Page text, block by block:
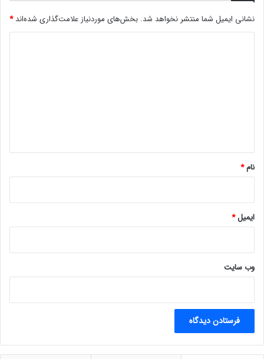
نشانی ایمیل شما منتشر نخواهد شد. بخش‌های موردنیاز علامت‌گذاری شده‌اند*
نام*
ایمیل*
وب‌ سایت